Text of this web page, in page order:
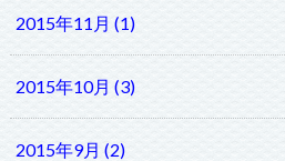
2015年11月 (1)
2015年10月 (3)
2015年9月 (2)